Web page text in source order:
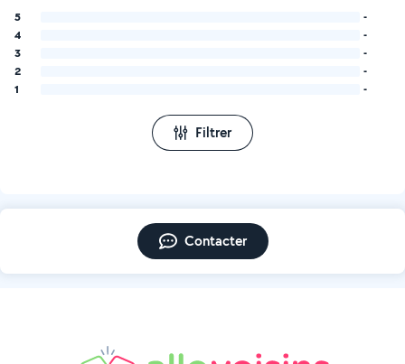
5
-
4
-
3
-
2
-
1
-
Filtrer
Contacter